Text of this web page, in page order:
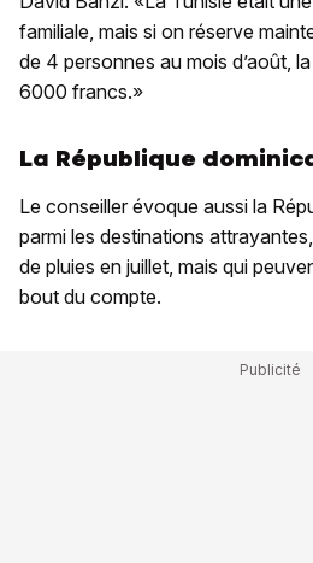
familiale, mais si on réserve
de 4 personnes au mois d’août,
6000 francs.»
La République
Le conseiller évoque aussi la
parmi les destinations
de pluies en juillet, mais qui
bout du compte.